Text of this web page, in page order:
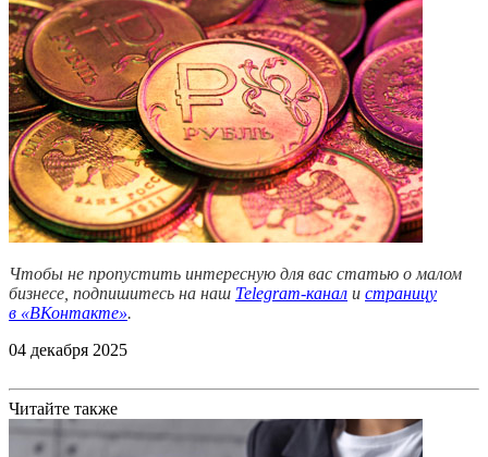
Чтобы не пропустить интересную для вас статью о малом
бизнесе, подпишитесь на наш Telegram-канал и страницу
в «ВКонтакте».
04 декабря 2025
Читайте также